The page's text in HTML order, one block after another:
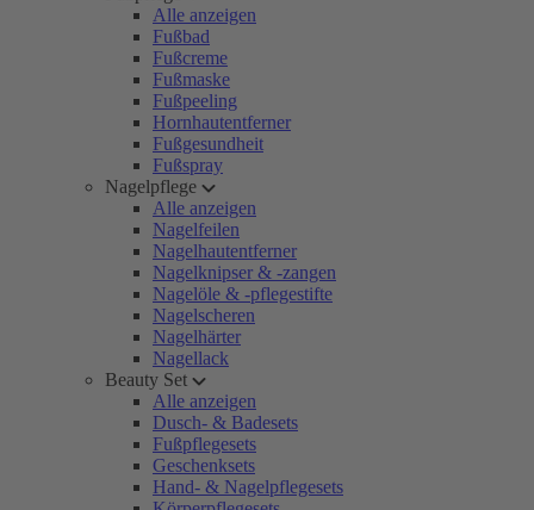
Alle anzeigen
Fußbad
Fußcreme
Fußmaske
Fußpeeling
Hornhautentferner
Fußgesundheit
Fußspray
Nagelpflege
Alle anzeigen
Nagelfeilen
Nagelhautentferner
Nagelknipser & -zangen
Nagelöle & -pflegestifte
Nagelscheren
Nagelhärter
Nagellack
Beauty Set
Alle anzeigen
Dusch- & Badesets
Fußpflegesets
Geschenksets
Hand- & Nagelpflegesets